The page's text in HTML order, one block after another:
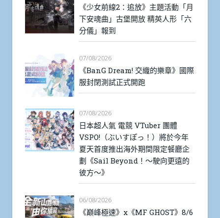
《少女前線2：追放》主題活動「月
下安魂曲」古堡開放 精英人形「六
分儀」報到
07/08/2026
《BanG Dream! 交織的樂章》國際
服封閉測試正式開跑
07/08/2026
日本超人氣 電競 VTuber 團體
VSPO!（ぶいすぽっ！）將於今年
夏天首度推出海外期間限定餐廳企
劃《Sail Beyond！～駛向更遠的
彼方～》
06/08/2026
《巔峰極速》x《MF GHOST》8/6